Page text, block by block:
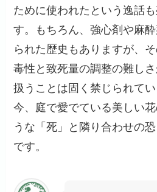
ために使われたという逸話
す。もちろん、強心剤や麻
られた歴史もありますが、
毒性と致死量の調整の難し
扱うことは固く禁じられて
今、庭で愛でている美しい
うな「死」と隣り合わせの
です。